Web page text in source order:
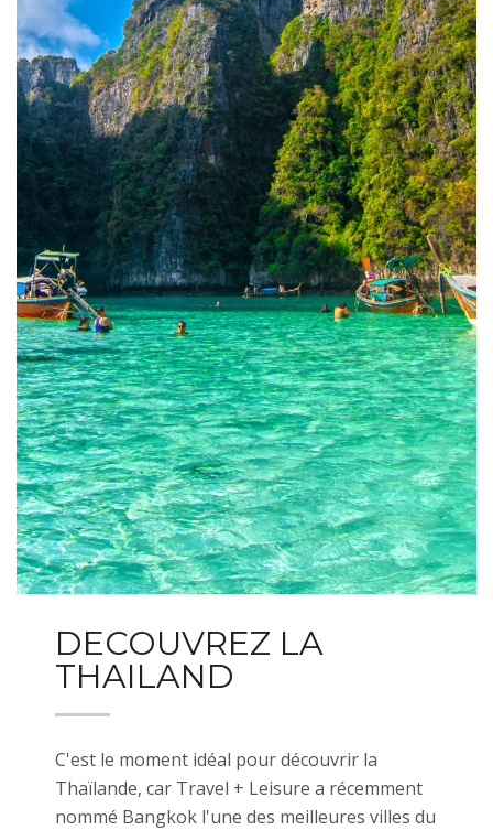
DECOUVREZ LA
THAILAND
C'est le moment idéal pour découvrir la
Thaïlande, car Travel + Leisure a récemment
nommé Bangkok l'une des meilleures villes du